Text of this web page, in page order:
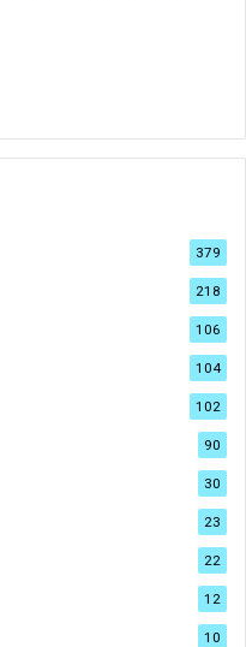
379
218
106
104
102
90
30
23
22
12
10